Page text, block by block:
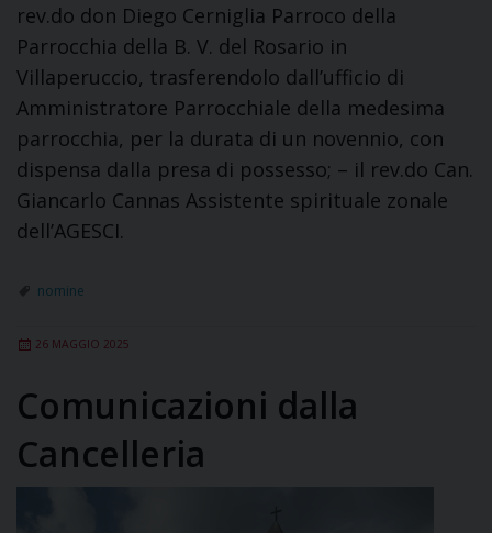
rev.do don Diego Cerniglia Parroco della
Parrocchia della B. V. del Rosario in
Villaperuccio, trasferendolo dall’ufficio di
Amministratore Parrocchiale della medesima
parrocchia, per la durata di un novennio, con
dispensa dalla presa di possesso; – il rev.do Can.
Giancarlo Cannas Assistente spirituale zonale
dell’AGESCI.
nomine
26 MAGGIO 2025
Comunicazioni dalla
Cancelleria